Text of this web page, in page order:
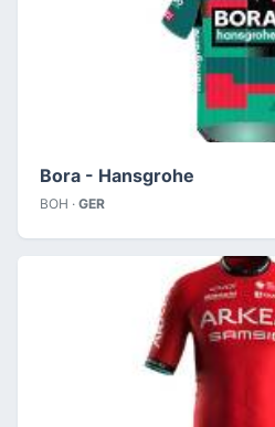
Bora - Hansgrohe
BOH · GER